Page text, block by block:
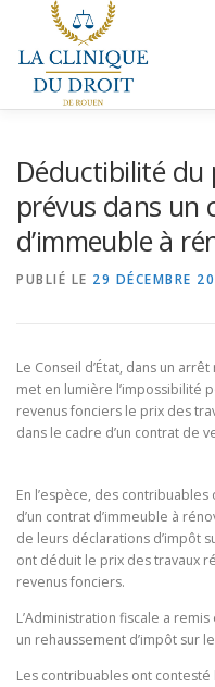
contenu
LE BUREAU
Déductibilité du
prévus dans un
d’immeuble à
PUBLIÉ LE 29 DÉCEMBRE
Le Conseil d’État, dans un
met en lumière l’impossibilité
revenus fonciers le prix des
dans le cadre d’un contrat de
En l’espèce, des
d’un contrat d’immeuble à
de leurs déclarations d’impôt
ont déduit le prix des travaux
revenus fonciers.
L’Administration fiscale a
un rehaussement d’impôt sur
Les contribuables ont